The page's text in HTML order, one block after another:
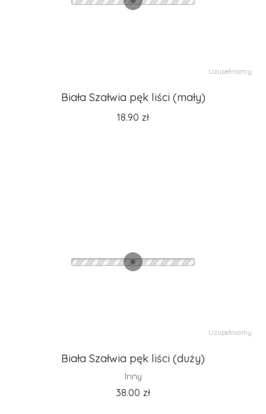
Uzupełniamy
Biała Szałwia pęk liści (mały)
18.90 zł
Uzupełniamy
Biała Szałwia pęk liści (duży)
Inny
38.00 zł